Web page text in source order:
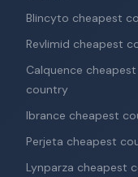
Blincyto cheapest
Revlimid cheapest
Calquence cheapest
country
Ibrance cheapest
Perjeta cheapest
Lynparza cheapest